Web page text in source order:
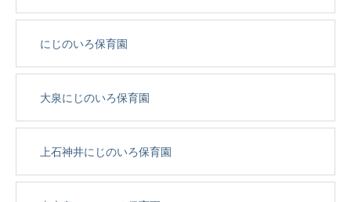
にじのいろ保育園
大泉にじのいろ保育園
上石神井にじのいろ保育園